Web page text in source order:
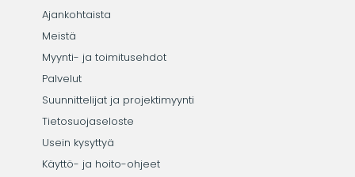
Ajankohtaista
Meistä
Myynti- ja toimitusehdot
Palvelut
Suunnittelijat ja projektimyynti
Tietosuojaseloste
Usein kysyttyä
Käyttö- ja hoito-ohjeet